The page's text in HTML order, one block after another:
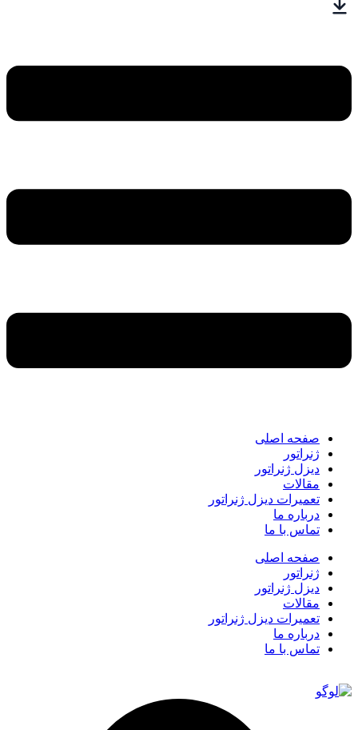
صفحه اصلی
ژنراتور
دیزل ژنراتور
مقالات
تعمیرات دیزل ژنراتور
درباره ما
تماس با ما
صفحه اصلی
ژنراتور
دیزل ژنراتور
مقالات
تعمیرات دیزل ژنراتور
درباره ما
تماس با ما